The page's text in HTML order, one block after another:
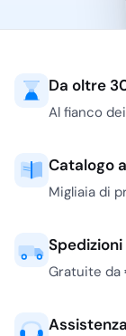
Da oltre
Al fianco
Catalogo
Migliaia di
Gratuite da